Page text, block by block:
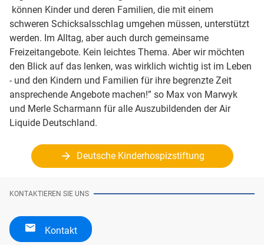
können Kinder und deren Familien, die mit einem
schweren Schicksalsschlag umgehen müssen, unterstützt
werden. Im Alltag, aber auch durch gemeinsame
Freizeitangebote. Kein leichtes Thema. Aber wir möchten
den Blick auf das lenken, was wirklich wichtig ist im Leben
- und den Kindern und Familien für ihre begrenzte Zeit
ansprechende Angebote machen!” so Max von Marwyk
und Merle Scharmann für alle Auszubildenden der Air
Liquide Deutschland.
Deutsche Kinderhospizstiftung
KONTAKTIEREN SIE UNS
Kontakt